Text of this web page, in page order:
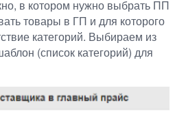
в котором нужно выбрать ПП
товары в ГП и для которого
категорий. Выбираем из
(список категорий) для